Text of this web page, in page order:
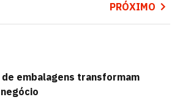
PRÓXIMO
embalagens transformam